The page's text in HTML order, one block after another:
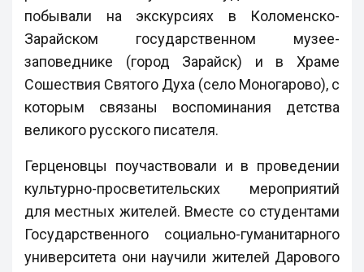
побывали на экскурсиях в Коломенско-
Зарайском государственном музее-
заповеднике (город Зарайск) и в Храме
Сошествия Святого Духа (село Моногарово), с
которым связаны воспоминания детства
великого русского писателя.
Герценовцы поучаствовали и в проведении
культурно-просветительских мероприятий
для местных жителей. Вместе со студентами
Государственного социально-гуманитарного
университета они научили жителей Дарового